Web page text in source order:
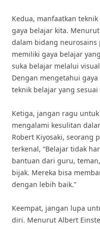
Kedua, manfaatkan
gaya belajar kita.
dalam bidang neurosains
memiliki gaya belajar
suka belajar melalui
Dengan mengetahui
teknik belajar yang
Ketiga, jangan ragu
mengalami kesulitan
Robert Kiyosaki, seorang
terkenal, “Belajar tidak
bantuan dari guru,
bijak. Mereka bisa
dengan lebih baik.”
Keempat, jangan lupa
diri. Menurut Albert